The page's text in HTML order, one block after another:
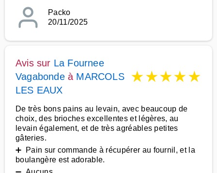
Packo
20/11/2025
Avis sur La Fournee
Vagabondeà MARCOLS
LES EAUX
★★★★★
De très bons pains au levain, avec beaucoup de
choix, des brioches excellentes et légères, au
levain également, et de très agréables petites
gâteries.
➕ Pain sur commande à récupérer au fournil, et la
boulangère est adorable.